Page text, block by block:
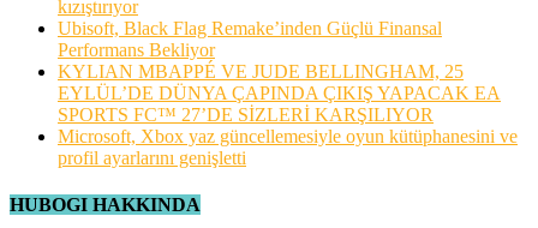
kızıştırıyor
Ubisoft, Black Flag Remake’inden Güçlü Finansal
Performans Bekliyor
KYLIAN MBAPPÉ VE JUDE BELLINGHAM, 25
EYLÜL’DE DÜNYA ÇAPINDA ÇIKIŞ YAPACAK EA
SPORTS FC™ 27’DE SİZLERİ KARŞILIYOR
Microsoft, Xbox yaz güncellemesiyle oyun kütüphanesini ve
profil ayarlarını genişletti
HUBOGI HAKKINDA